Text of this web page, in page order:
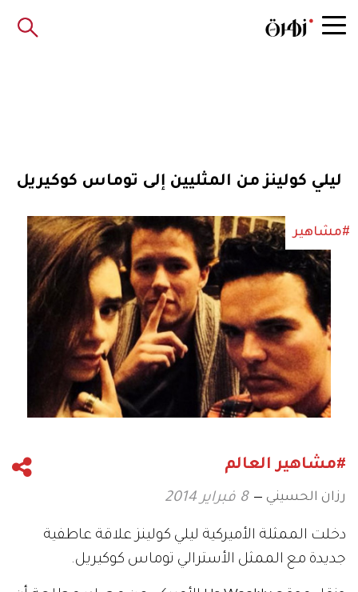
ليلي كولينز من المثليين إلى توماس كوكيريل
#مشاهير
#مشاهير العالم
رزان الحسيني 8 فبراير 2014
دخلت الممثلة الأميركية ليلي كولينز علاقة عاطفية
جديدة مع الممثل الأسترالي توماس كوكيريل.